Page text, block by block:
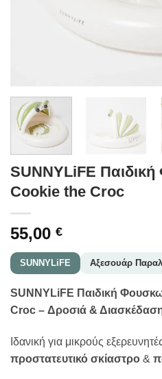
SUNNYLiFE
Cookie the Croc
55,00 €
SUNNYLiFE Αξεσουάρ
SUNNYLiFE Παιδική
Croc – Δροσιά &
Ιδανική για μικρούς
προστατευτικό σκίαστρο &